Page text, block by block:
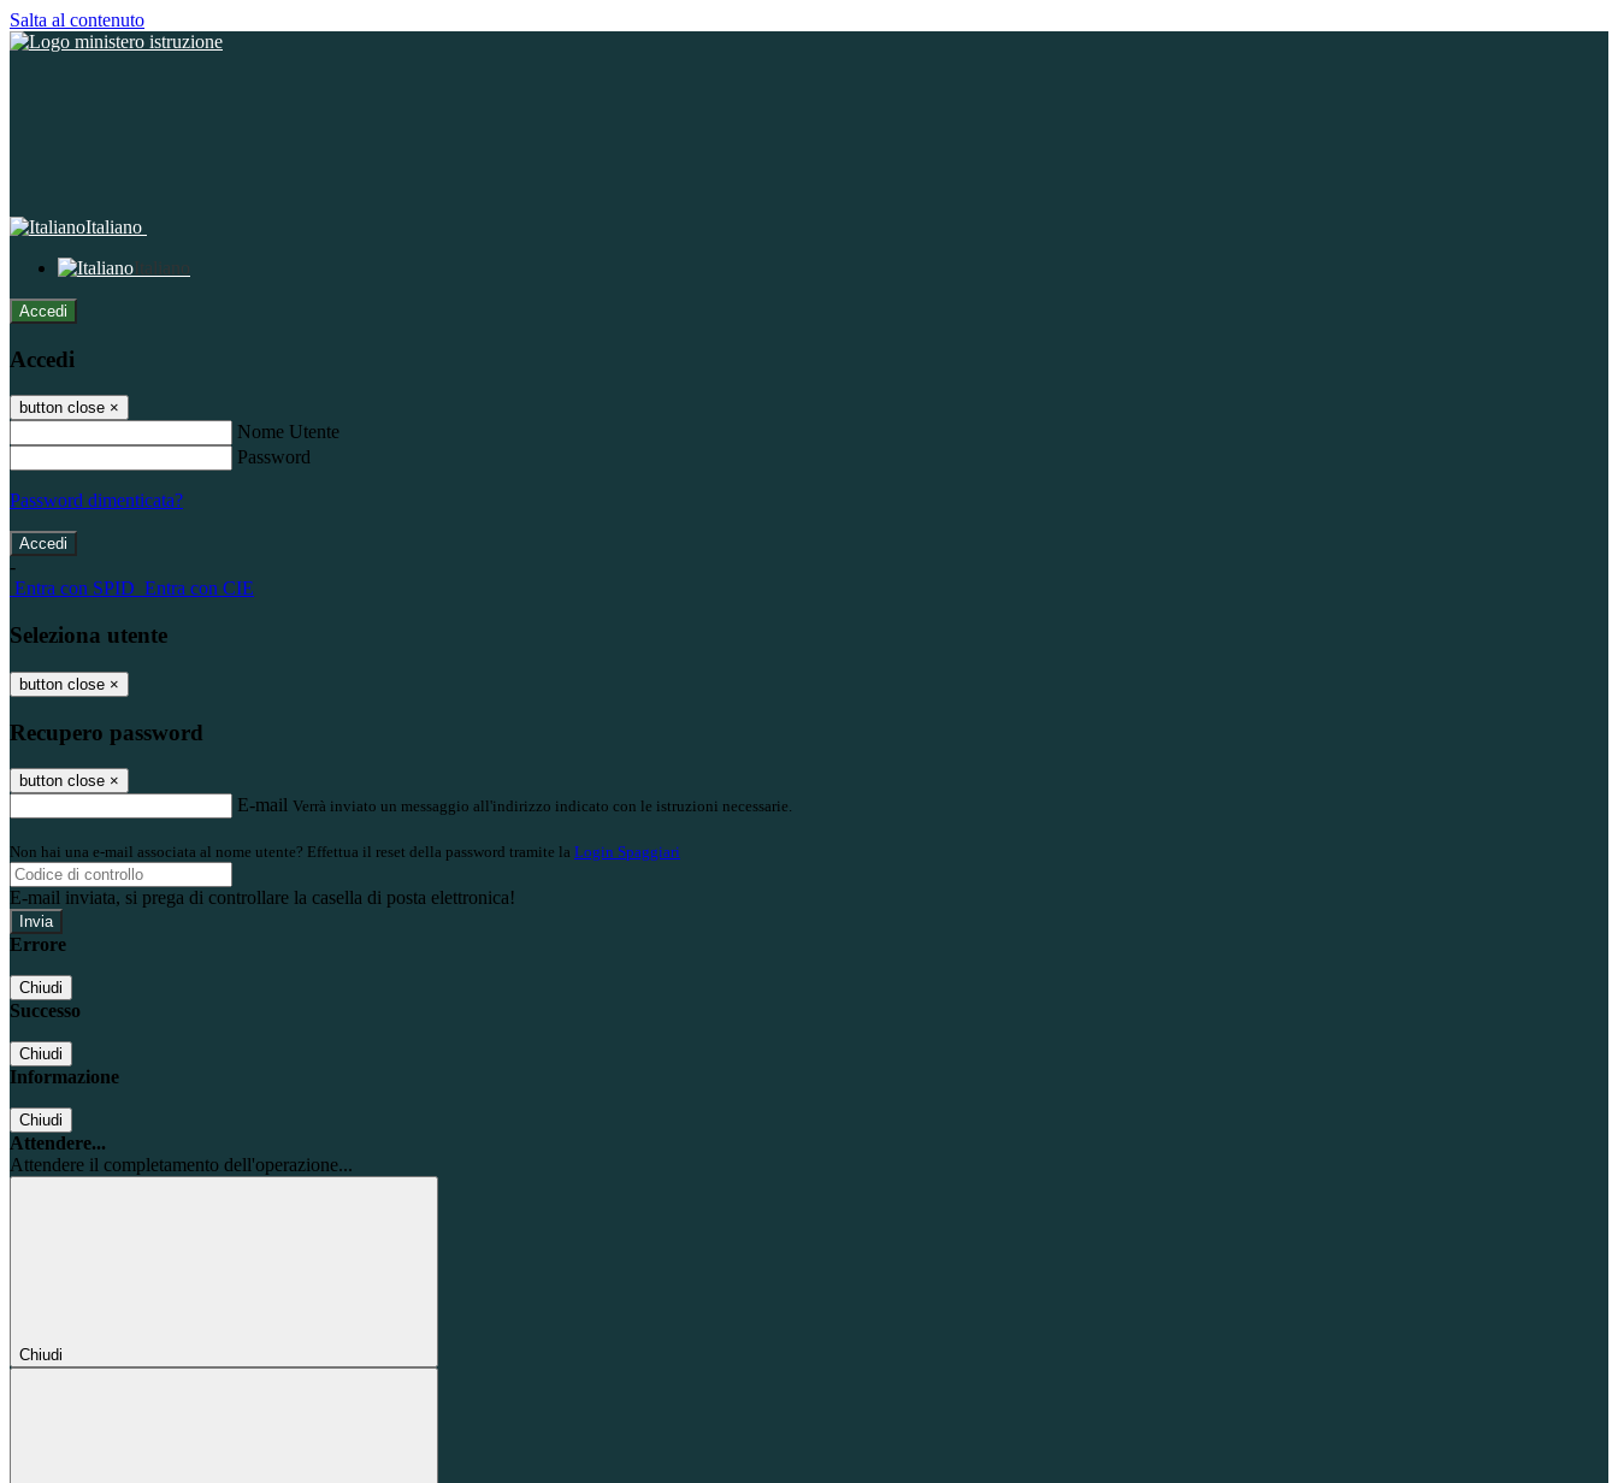
Salta al contenuto
Italiano
Italiano
Accedi
Accedi
button close ×
Nome Utente
Password
Password dimenticata?
-
Entra con SPID Entra con CIE
Seleziona utente
button close ×
Recupero password
button close ×
E-mail Verrà inviato un messaggio all'indirizzo indicato con le istruzioni necessarie.
Non hai una e-mail associata al nome utente? Effettua il reset della password tramite la Login Spaggiari
E-mail inviata, si prega di controllare la casella di posta elettronica!
Errore
Chiudi
Successo
Chiudi
Informazione
Chiudi
Attendere...
Attendere il completamento dell'operazione...
Chiudi